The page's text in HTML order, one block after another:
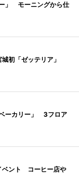
」 モーニングから仕
城初「ゼッテリア」
ーカリー」 3フロア
ベント コーヒー店や